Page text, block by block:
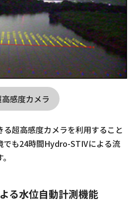
感度カメラ
超高感度カメラを利用すること
でも24時間Hydro-STIVによる流
る水位自動計測機能